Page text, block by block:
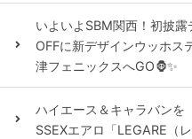
いよいよSBM関西！初披
OFFに新デザインウッホス
津フェニックスへGO🦍✨
ハイエース＆キャラバンを
SSEXエアロ「LEGARE（